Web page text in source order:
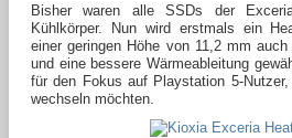
Bisher waren alle SSDs der
Kühlkörper. Nun wird erstmals ein
einer geringen Höhe von 11,2 mm
und eine bessere Wärmeableitung
für den Fokus auf Playstation 5-
wechseln möchten.